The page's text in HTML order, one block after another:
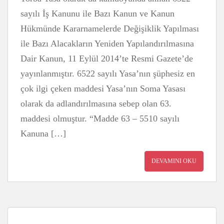
sayılı İş Kanunu ile Bazı Kanun ve Kanun
Hükmünde Kararnamelerde Değişiklik Yapılması
ile Bazı Alacakların Yeniden Yapılandırılmasına
Dair Kanun, 11 Eylül 2014’te Resmi Gazete’de
yayınlanmıştır. 6522 sayılı Yasa’nın şüphesiz en
çok ilgi çeken maddesi Yasa’nın Soma Yasası
olarak da adlandırılmasına sebep olan 63.
maddesi olmuştur. “Madde 63 – 5510 sayılı
Kanuna […]
DEVAMINI OKU